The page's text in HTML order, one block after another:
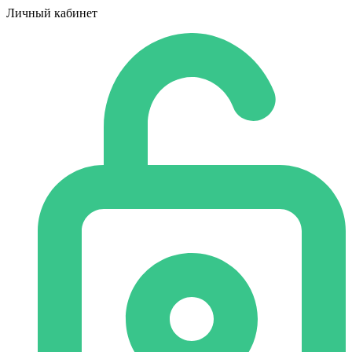
Личный кабинет